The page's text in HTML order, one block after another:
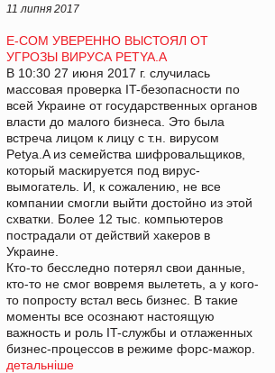
11 липня 2017
E-COM УВЕРЕННО ВЫСТОЯЛ ОТ
УГРОЗЫ ВИРУСА PETYA.A
В 10:30 27 июня 2017 г. случилась
массовая проверка IT-безопасности по
всей Украине от государственных органов
власти до малого бизнеса. Это была
встреча лицом к лицу с т.н. вирусом
Petya.A из семейства шифровальщиков,
который маскируется под вирус-
вымогатель. И, к сожалению, не все
компании смогли выйти достойно из этой
схватки. Более 12 тыс. компьютеров
пострадали от действий хакеров в
Украине.
Кто-то бесследно потерял свои данные,
кто-то не смог вовремя вылететь, а у кого-
то попросту встал весь бизнес. В такие
моменты все осознают настоящую
важность и роль IT-службы и отлаженных
бизнес-процессов в режиме форс-мажор.
детальніше